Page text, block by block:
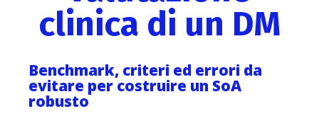
clinica di un DM
Benchmark, criteri ed errori da
evitare per costruire un SoA
robusto